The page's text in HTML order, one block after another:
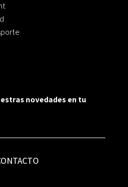
novedades en tu